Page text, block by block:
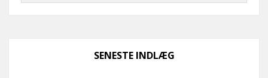
SENESTE INDLÆG